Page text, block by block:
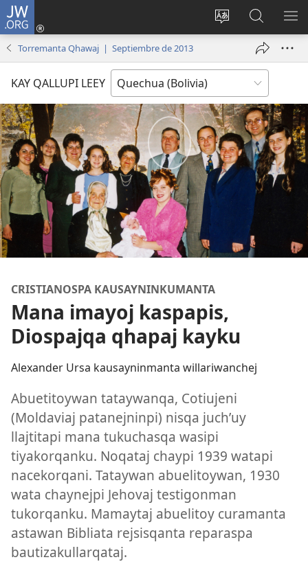
JW.ORG
Change
language
Yaykunapaj
(opens
JW.ORG
nisqapi
Torremanta Qhawaj | Septiembre de 2013
KAY QALLUPI LEEY
CRISTIANOSPA KAUSAYNINKUMANTA
Mana imayoj kaspapis,
Diospajqa qhapaj kayku
Alexander Ursa kausayninmanta willariwanchej
Abuetitoywan tataywanqa, Cotiujeni
(Moldaviaj patanejninpi) nisqa juchʼuy
llajtitapi mana tukuchasqa wasipi
tiyakorqanku. Noqataj chaypi 1939 watapi
nacekorqani. Tataywan abuelitoywan, 1930
wata chaynejpi Jehovaj testigonman
tukorqanku. Mamaytaj abuelitoy curamanta
astawan Bibliata rejsisqanta reparaspa
bautizakullarqataj.